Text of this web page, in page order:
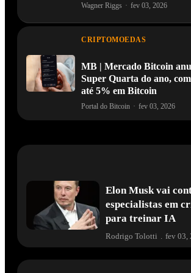
Wagner Riggs · fev 03, 2026
CRIPTOMOEDAS
MB | Mercado Bitcoin
Super Quarta do ano,
até 5% em Bitcoin
Portal do Bitcoin · fev 03, 2026
Elon Musk vai
especialistas em
para treinar IA
Rodrigo Tolotti fev 03,